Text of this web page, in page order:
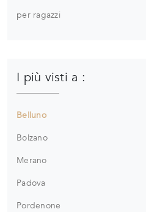
per ragazzi
I più visti a :
Belluno
Bolzano
Merano
Padova
Pordenone